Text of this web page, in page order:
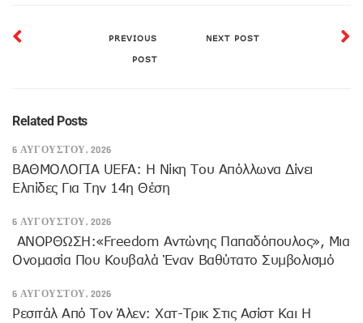
PREVIOUS
POST
NEXT POST
Related Posts
6 ΑΥΓΟΎΣΤΟΥ, 2026
ΒΑΘΜΟΛΟΓΙΑ UEFA: Η Νίκη Του Απόλλωνα Δίνει
Ελπίδες Για Την 14η Θέση
6 ΑΥΓΟΎΣΤΟΥ, 2026
ANOΡΘΩΣΗ:«Freedom Αντώνης Παπαδόπουλος», Μια
Ονομασία Που Κουβαλά Έναν Βαθύτατο Συμβολισμό
6 ΑΥΓΟΎΣΤΟΥ, 2026
Ρεσιτάλ Από Τον Άλεν: Χατ-Τρικ Στις Ασίστ Και Η